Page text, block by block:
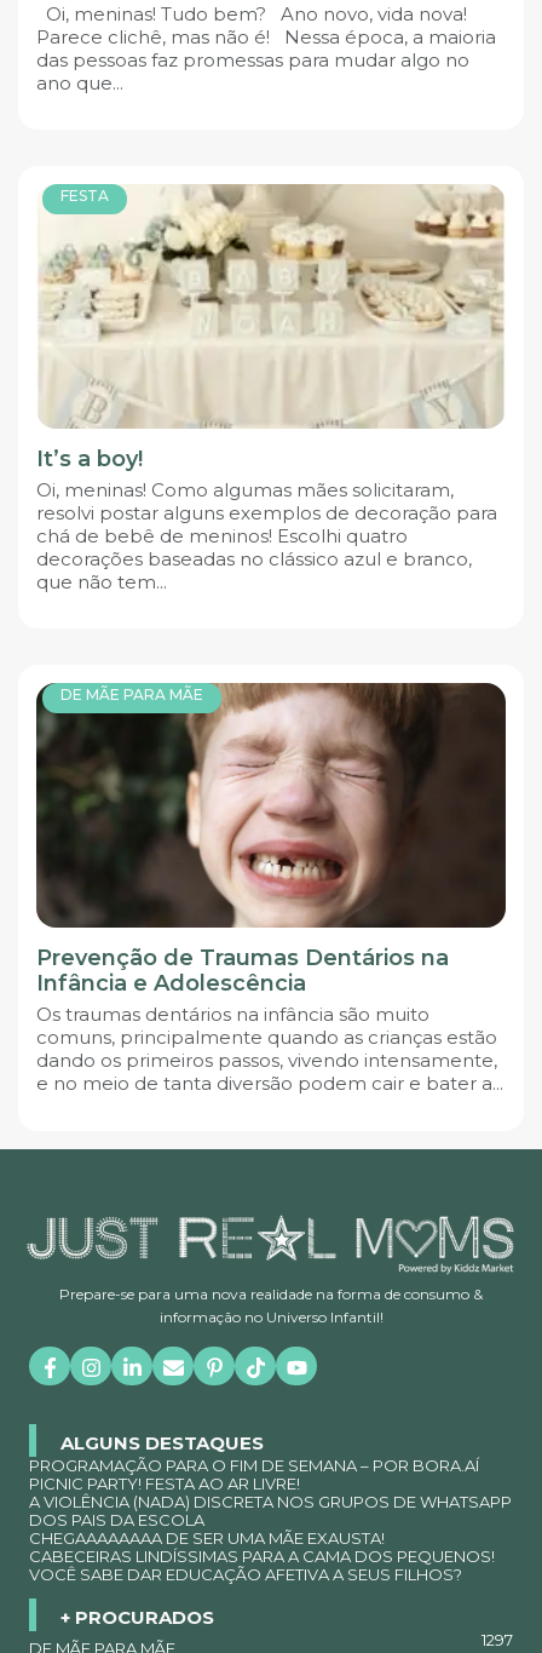
Oi, meninas! Tudo bem? Ano novo, vida nova!
Parece clichê, mas não é! Nessa época, a maioria
das pessoas faz promessas para mudar algo no
ano que...
FESTA
It’s a boy!
Oi, meninas! Como algumas mães solicitaram,
resolvi postar alguns exemplos de decoração para
chá de bebê de meninos! Escolhi quatro
decorações baseadas no clássico azul e branco,
que não tem...
DE MÃE PARA MÃE
Prevenção de Traumas Dentários na
Infância e Adolescência
Os traumas dentários na infância são muito
comuns, principalmente quando as crianças estão
dando os primeiros passos, vivendo intensamente,
e no meio de tanta diversão podem cair e bater a...
Prepare-se para uma nova realidade na forma de consumo &
informação no Universo Infantil!
ALGUNS DESTAQUES
PROGRAMAÇÃO PARA O FIM DE SEMANA – POR BORA.AÍ
PICNIC PARTY! FESTA AO AR LIVRE!
A VIOLÊNCIA (NADA) DISCRETA NOS GRUPOS DE WHATSAPP
DOS PAIS DA ESCOLA
CHEGAAAAAAAA DE SER UMA MÃE EXAUSTA!
CABECEIRAS LINDÍSSIMAS PARA A CAMA DOS PEQUENOS!
VOCÊ SABE DAR EDUCAÇÃO AFETIVA A SEUS FILHOS?
+ PROCURADOS
DE MÃE PARA MÃE 1297